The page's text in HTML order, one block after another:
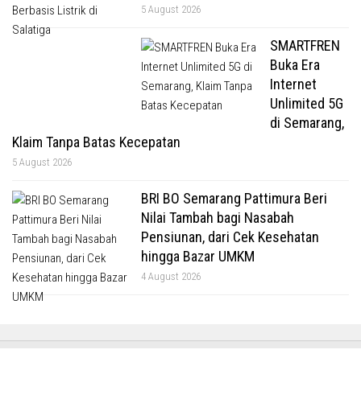
5 August 2026
SMARTFREN
Buka Era
Internet
Unlimited 5G
di Semarang,
Klaim Tanpa Batas Kecepatan
5 August 2026
BRI BO Semarang Pattimura Beri
Nilai Tambah bagi Nasabah
Pensiunan, dari Cek Kesehatan
hingga Bazar UMKM
4 August 2026